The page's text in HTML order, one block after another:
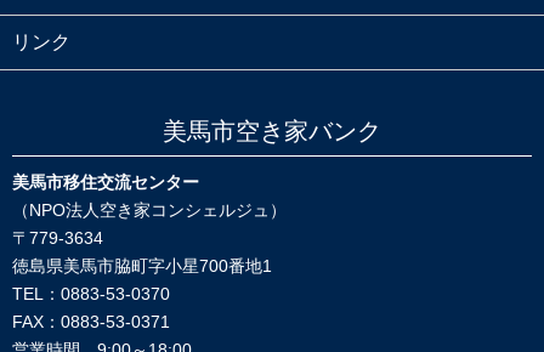
リンク
美馬市空き家バンク
美馬市移住交流センター
（NPO法人空き家コンシェルジュ）
〒779-3634
徳島県美馬市脇町字小星700番地1
TEL：0883-53-0370
FAX：0883-53-0371